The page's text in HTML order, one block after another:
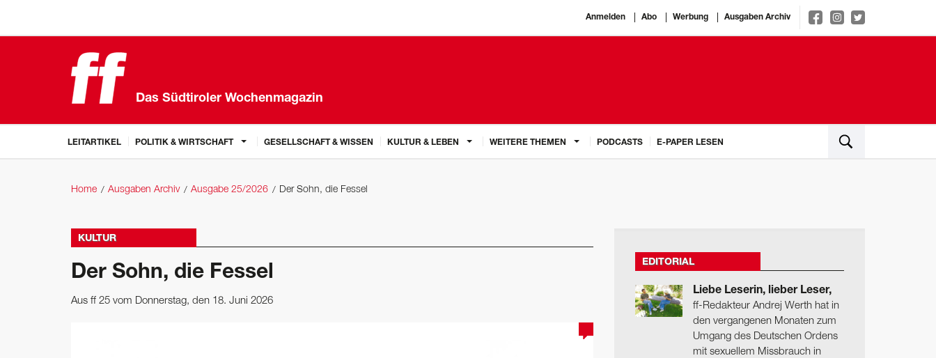
Anmelden Abo Werbung Ausgaben Archiv
Das Südtiroler Wochenmagazin
LEITARTIKEL POLITIK & WIRTSCHAFT GESELLSCHAFT & WISSEN KULTUR & LEBEN WEITERE THEMEN PODCASTS E-PAPER LESEN
Home Ausgaben Archiv Ausgabe 25/2026 Der Sohn, die Fessel
KULTUR
Der Sohn, die Fessel
Aus ff 25 vom Donnerstag, den 18. Juni 2026
EDITORIAL
Liebe Leserin, lieber Leser,
ff-Redakteur Andrej Werth hat in
den vergangenen Monaten zum
Umgang des Deutschen Ordens
mit sexuellem Missbrauch in